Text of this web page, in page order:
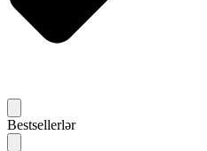
Bestsellerlər